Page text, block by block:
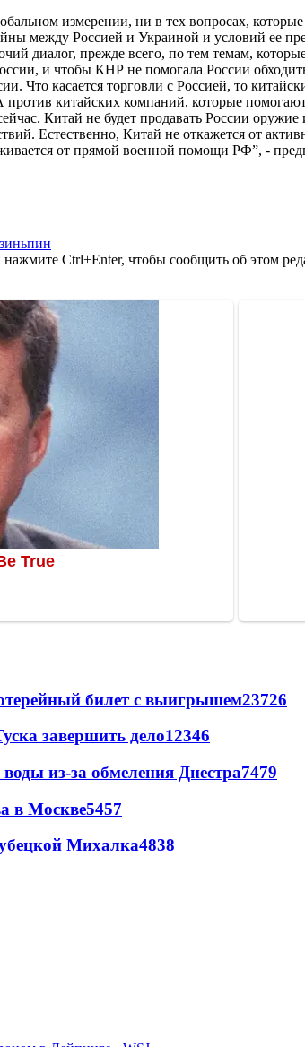
измерении, ни в тех вопросах,
между Россией и Украиной и условий ее
диалог, прежде всего, по тем темам,
и чтобы КНР не помогала России
Что касается торговли с Россией, то
китайских компаний, которые
Китай не будет продавать России
Естественно, Китай не откажется от
от прямой военной помощи РФ”, -
Ctrl+Enter, чтобы сообщить об этом
билет с выигрышем23726
завершить дело12346
из-за обмеления Днестра7479
в Москве5457
Михалка4838